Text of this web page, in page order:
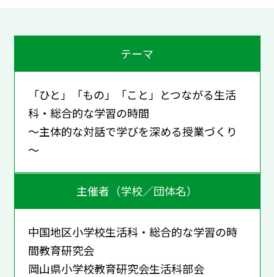
テーマ
「ひと」「もの」「こと」とつながる生活
科・総合的な学習の時間
～主体的な対話で学びを深める授業づくり
～
主催者（学校／団体名）
中国地区小学校生活科・総合的な学習の時
間教育研究会
岡山県小学校教育研究会生活科部会